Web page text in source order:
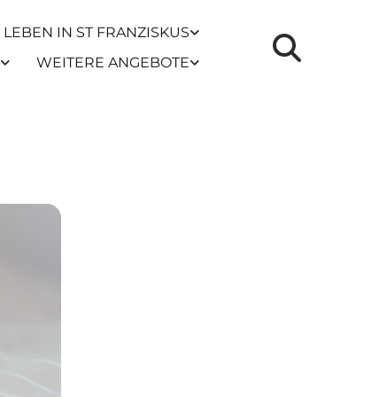
LEBEN IN ST FRANZISKUS
WEITERE ANGEBOTE